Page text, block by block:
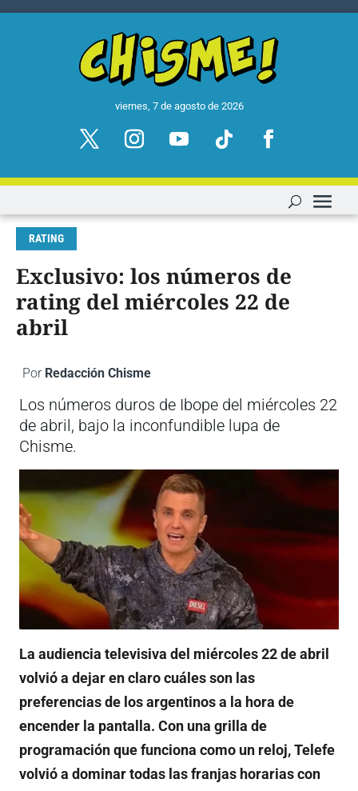
viernes, 7 de agosto de 2026
RATING
Exclusivo: los números de
rating del miércoles 22 de
abril
Por Redacción Chisme
Los números duros de Ibope del miércoles 22
de abril, bajo la inconfundible lupa de
Chisme.
La audiencia televisiva del miércoles 22 de abril
volvió a dejar en claro cuáles son las
preferencias de los argentinos a la hora de
encender la pantalla. Con una grilla de
programación que funciona como un reloj, Telefe
volvió a dominar todas las franjas horarias con